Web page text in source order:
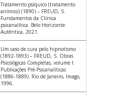
Tratamento psíquico (tratamento
anímico) (1890) – FREUD, S.
Fundamentos da Clínica
psicanalítica. Belo Horizonte:
Autêntica, 2021.
Um caso de cura pelo hipnotismo
(1892-1893) – FREUD, S. Obras
Psicológicas Completas, volume I:
Publicações Pré-Psicanalíticas
(1886-1889). Rio de Janeiro, Imago,
1996.